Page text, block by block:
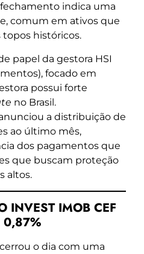
fechamento indica uma
comum em ativos que
históricos.
papel da gestora HSI
focado em
possui forte
no Brasil.
a distribuição de
ao último mês,
dos pagamentos que
que buscam proteção
altos.
INVEST IMOB CEF
0,87%
o dia com uma